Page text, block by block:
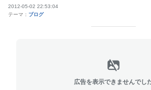
2012-05-02 22:53:04
テーマ： ブログ
広告を表示できませんでし